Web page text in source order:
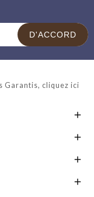
Garantis, cliquez ici



